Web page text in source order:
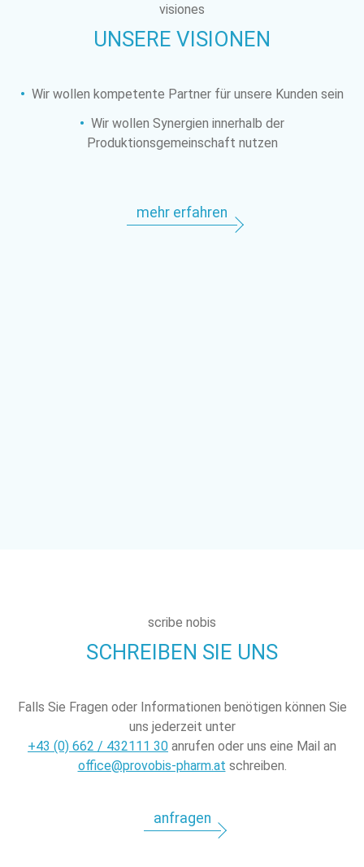
visiones
UNSERE VISIONEN
Wir wollen kompetente Partner für unsere Kunden sein
Wir wollen Synergien innerhalb der
Produktionsgemeinschaft nutzen
mehr erfahren
scribe nobis
SCHREIBEN SIE UNS
Falls Sie Fragen oder Informationen benötigen können Sie
uns jederzeit unter
+43 (0) 662 / 432111 30 anrufen oder uns eine Mail an
office@provobis-pharm.at schreiben.
anfragen